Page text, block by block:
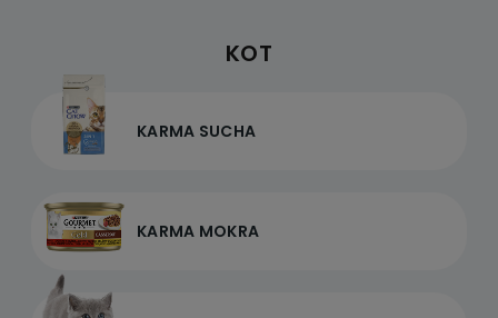
KOT
KARMA SUCHA
KARMA MOKRA